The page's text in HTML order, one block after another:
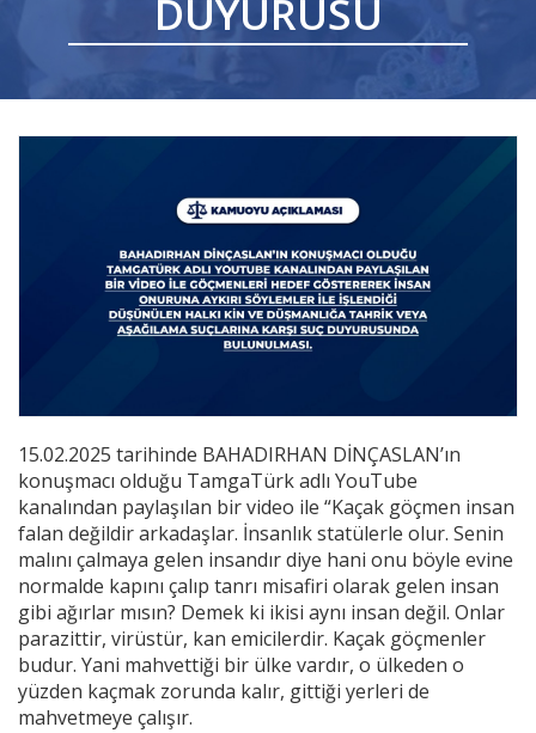
DUYURUSU
15.02.2025 tarihinde BAHADIRHAN DİNÇASLAN’ın
konuşmacı olduğu TamgaTürk adlı YouTube
kanalından paylaşılan bir video ile “Kaçak göçmen insan
falan değildir arkadaşlar. İnsanlık statülerle olur. Senin
malını çalmaya gelen insandır diye hani onu böyle evine
normalde kapını çalıp tanrı misafiri olarak gelen insan
gibi ağırlar mısın? Demek ki ikisi aynı insan değil. Onlar
parazittir, virüstür, kan emicilerdir. Kaçak göçmenler
budur. Yani mahvettiği bir ülke vardır, o ülkeden o
yüzden kaçmak zorunda kalır, gittiği yerleri de
mahvetmeye çalışır.